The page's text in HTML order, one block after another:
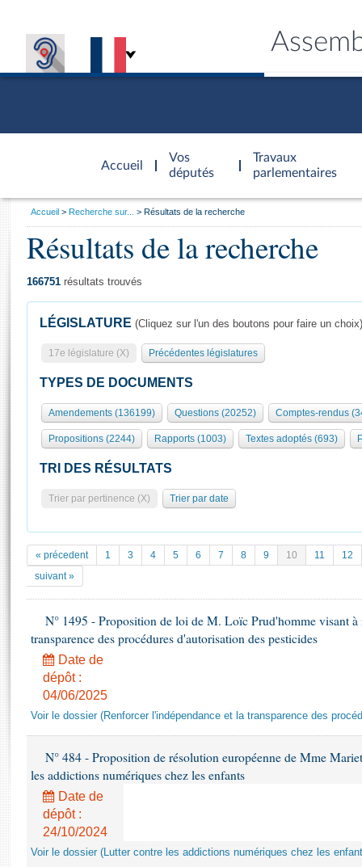
Accueil
d'accueil
Vos
députés
Travaux
parlementaires
Présidence
577 députés
Groupes politiques
Séance publique
Commissions et autres organes
Europe et International
Pétitions
Documents parlementaires
Projets de loi
Propositions de loi
Amendements
Textes adoptés
Rapports sur l'application des lois
Dossiers législatifs
Budget et sécurité sociale
Général
Rôle et pouvoirs de l'Assemblée
Organisation de l'Assemblée
Présidence Conférence des Présidents Bureau Collège des
Statistiques et chiffres clés
Documents de référence
( Constitution | Règlement de l'Assemblée ... )
Histoire
Juniors
Anciennes législatures
Liens vers les sites publics
Visiter l'Assemblée
Visite virtuelle du palais Bourbon
Assister à une séance
La Bibliothèque
Les archives
Contacts et plan d'accès
Photos libres de droit
Vous
Accueil Recherche sur... Résultats de la recherche
Résultats de la recherche
166751 résultats trouvés
LÉGISLATURE (Cliquez sur l'un des boutons pour faire un choix)
17e législature (X) Précédentes législatures
TYPES DE DOCUMENTS
Amendements (136199) Questions (20252) Comptes-rendus
Propositions (2244) Rapports (1003) Textes adoptés (693)
TRI DES RÉSULTATS
Trier par pertinence (X) Trier par date
« précedent 1 3 4 5 6 7 8 9 10 11
12
suivant »
N° 1495 - Proposition de loi de M. Loïc Prud'homme visant à
transparence des procédures d'autorisation des pesticides
Date de
dépôt :
04/06/2025
Voir le dossier (Renforcer l'indépendance et la transparence des
N° 484 - Proposition de résolution européenne de Mme
les addictions numériques chez les enfants
Date de
dépôt :
24/10/2024
Voir le dossier (Lutter contre les addictions numériques chez les